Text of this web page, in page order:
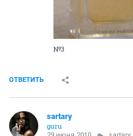
№3
ОТВЕТИТЬ
sartary
guru